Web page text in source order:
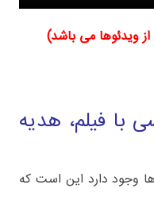
با فیلم، هدیه
وجود دارد این است که